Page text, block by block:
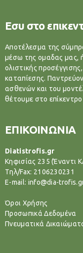
Εσυ στο
Αποτέλεσμα της
μέσω της ομαδας μας,
ολιστικής
καταπίεσης.
ασθενών και του
θέτουμε στο
ΕΠΙΚΟΙΝΩΝΙΑ
Diatistrofis.gr
Κηφισίας 235 (Έναντι
Tηλ/Fax: 2106230231
E-mail: info@dia-
Όροι Χρήσης
Προσωπικά Δεδομένα
Πνευματικά